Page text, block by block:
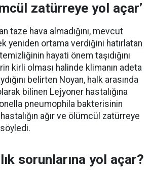
zatürreye yol açar’
taze hava almadığını, mevcut
yeniden ortama verdiğini hatırlatan
hayati önem taşıdığını
kirli olması halinde klimanın adeta
belirten Noyan, halk arasında
bilinen Lejyoner hastalığına
pneumophila bakterisinin
ağır ve ölümcül zatürreye
sorunlarına yol açar?